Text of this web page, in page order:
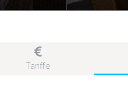
Tariffe